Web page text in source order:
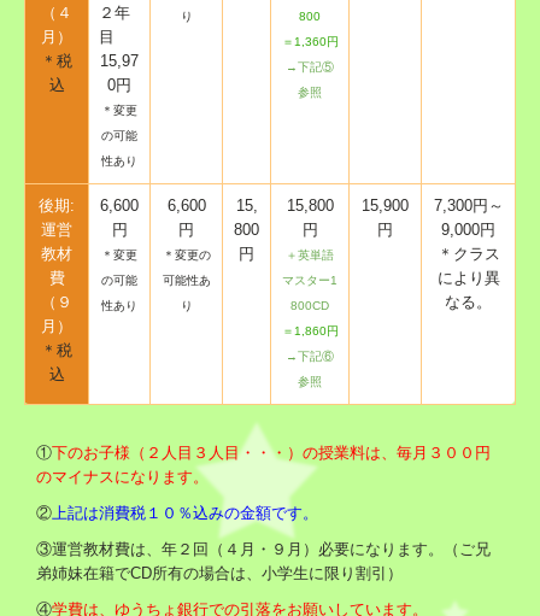
（４
月）
＊税
込
２年
目
15,97
0円
＊変更
の可能
性あり
り
800
＝1,360円
→下記⑤
参照
後期:
運営
教材
費
（９
月）
＊税
込
6,600
円
＊変更
の可能
性あり
6,600
円
＊変更の
可能性あ
り
15,
800
円
15,800
円
＋英単語
マスター1
800CD
＝1,860円
→下記⑥
参照
15,900
円
7,300円～
9,000円
＊クラス
により異
なる。
①下のお子様（２人目３人目・・・）の授業料は、毎月３００円
のマイナスになります。
②上記は消費税１０％込みの金額です。
③運営教材費は、年２回（４月・９月）必要になります。（ご兄
弟姉妹在籍でCD所有の場合は、小学生に限り割引）
④学費は、ゆうちょ銀行での引落をお願いしています。